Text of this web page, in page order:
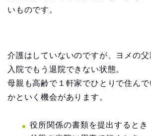
いものです。
介護はしていないのですが、ヨメの父
入院でもう退院できない状態。
母親も高齢で１軒家でひとりで住んで
かといく機会があります。
役所関係の書類を提出するとき